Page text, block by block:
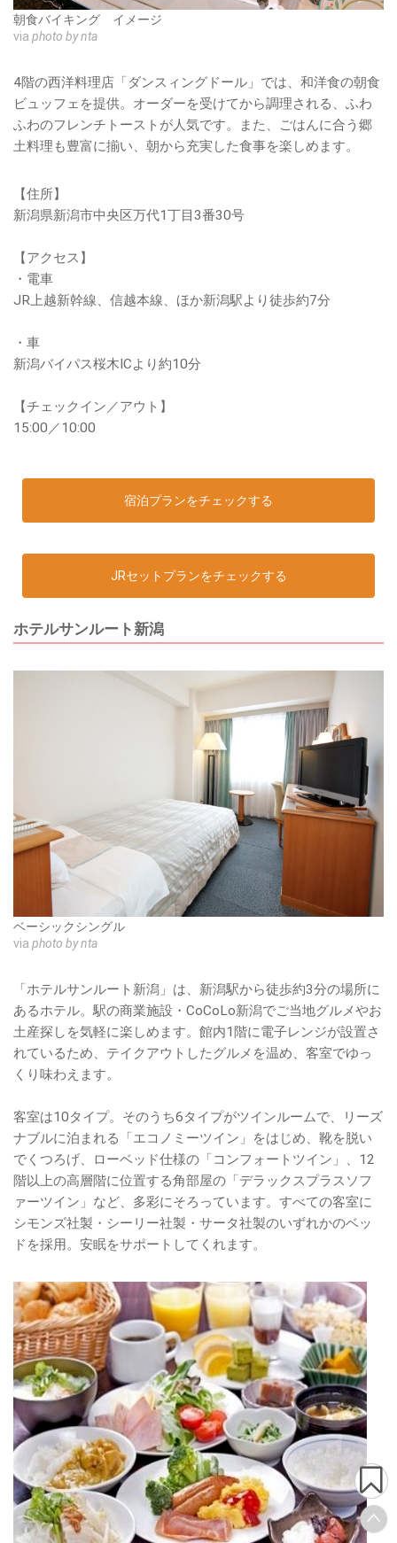
朝食バイキング イメージ
via photo by nta
4階の西洋料理店「ダンスィングドール」では、和洋食の朝食
ビュッフェを提供。オーダーを受けてから調理される、ふわ
ふわのフレンチトーストが人気です。また、ごはんに合う郷
土料理も豊富に揃い、朝から充実した食事を楽しめます。
【住所】
新潟県新潟市中央区万代1丁目3番30号
【アクセス】
・電車
JR上越新幹線、信越本線、ほか新潟駅より徒歩約7分
・車
新潟バイパス桜木ICより約10分
【チェックイン／アウト】
15:00／10:00
宿泊プランをチェックする
JRセットプランをチェックする
ホテルサンルート新潟
ベーシックシングル
via photo by nta
「ホテルサンルート新潟」は、新潟駅から徒歩約3分の場所に
あるホテル。駅の商業施設・CoCoLo新潟でご当地グルメやお
土産探しを気軽に楽しめます。館内1階に電子レンジが設置さ
れているため、テイクアウトしたグルメを温め、客室でゆっ
くり味わえます。
客室は10タイプ。そのうち6タイプがツインルームで、リーズ
ナブルに泊まれる「エコノミーツイン」をはじめ、靴を脱い
でくつろげ、ローベッド仕様の「コンフォートツイン」、12
階以上の高層階に位置する角部屋の「デラックスプラスソフ
ァーツイン」など、多彩にそろっています。すべての客室に
シモンズ社製・シーリー社製・サータ社製のいずれかのベッ
ドを採用。安眠をサポートしてくれます。